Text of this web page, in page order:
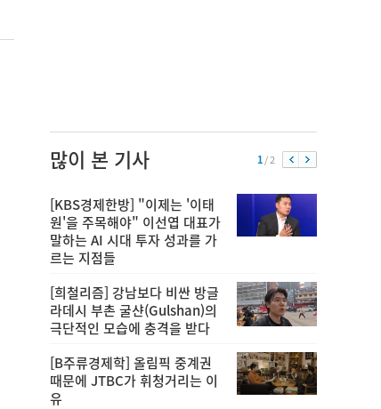
많이 본 기사 1/ 2
[KBS경제한방] "이제는 '이태
원'을 주목해야" 이선엽 대표가
말하는 AI 시대 투자 성과를 가
르는 지점들
[희철리즘] 강남보다 비싼 방글
라데시 부촌 굴샨(Gulshan)의
극단적인 모습에 충격을 받다
[B주류경제학] 올림픽 중계권
때문에 JTBC가 휘청거리는 이
유